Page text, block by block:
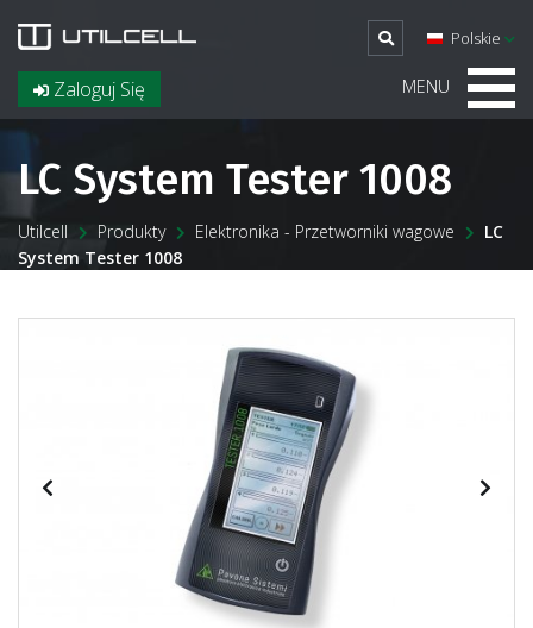
Zaloguj Się
Polskie
MENU
LC System Tester 1008
Utilcell Produkty Elektronika - Przetworniki wagowe
LC
System Tester 1008